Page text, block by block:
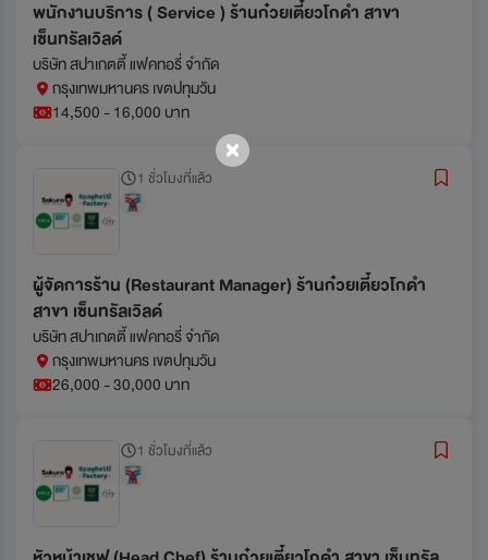
พนักงานบริการ ( Service ) ร้านก๋วยเตี๋ยวโกดำ สาขา
เซ็นทรัลเวิลด์
บริษัท สปาเกตตี้ แฟคทอรี่ จำกัด
กรุงเทพมหานคร เขตปทุมวัน
14,500 - 16,000 บาท
1 ชั่วโมงที่แล้ว
ผู้จัดการร้าน (Restaurant Manager) ร้านก๋วยเตี๋ยวโกดำ
สาขา เซ็นทรัลเวิลด์
บริษัท สปาเกตตี้ แฟคทอรี่ จำกัด
กรุงเทพมหานคร เขตปทุมวัน
26,000 - 30,000 บาท
1 ชั่วโมงที่แล้ว